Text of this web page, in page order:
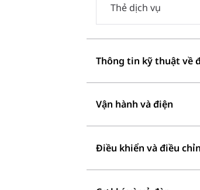
Thẻ dịch vụ
Thông tin kỹ thuật về
Vận hành và điện
Điều khiển và điều